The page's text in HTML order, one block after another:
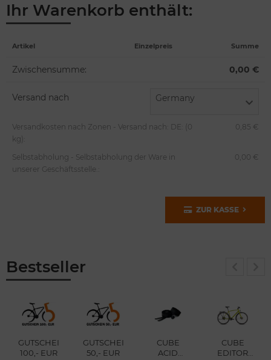
Ihr Warenkorb enthält:
Artikel Summe
Einzelpreis
Zwischensumme: 0,00 €
Versand nach Germany
Versandkosten nach Zonen - Versand nach: DE: (0
kg):
0,85 €
Selbstabholung - Selbstabholung der Ware in
unserer Geschäftsstelle.:
0,00 €
ZUR KASSE
Bestseller
GUTSCHEIN
100,- EUR
GUTSCHEIN
50,- EUR
CUBE
ACID
CUBE
EDITOR